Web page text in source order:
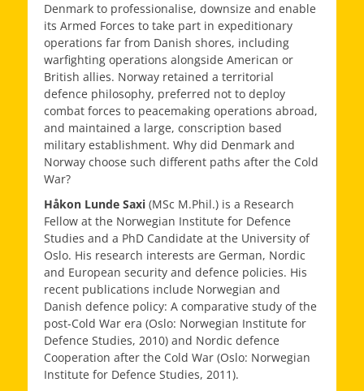
Denmark to professionalise, downsize and enable
its Armed Forces to take part in expeditionary
operations far from Danish shores, including
warfighting operations alongside American or
British allies. Norway retained a territorial
defence philosophy, preferred not to deploy
combat forces to peacemaking operations abroad,
and maintained a large, conscription based
military establishment. Why did Denmark and
Norway choose such different paths after the Cold
War?
Håkon Lunde Saxi (MSc M.Phil.) is a Research
Fellow at the Norwegian Institute for Defence
Studies and a PhD Candidate at the University of
Oslo. His research interests are German, Nordic
and European security and defence policies. His
recent publications include Norwegian and
Danish defence policy: A comparative study of the
post-Cold War era (Oslo: Norwegian Institute for
Defence Studies, 2010) and Nordic defence
Cooperation after the Cold War (Oslo: Norwegian
Institute for Defence Studies, 2011).